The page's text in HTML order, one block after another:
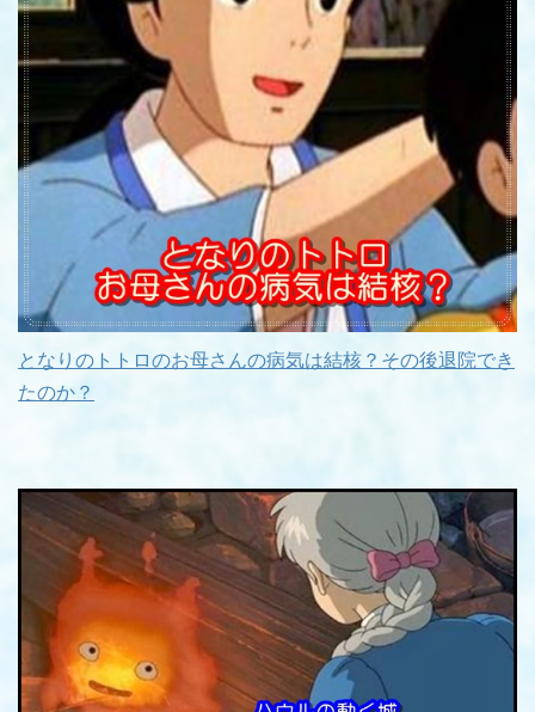
となりのトトロのお母さんの病気は結核？その後退院でき
たのか？